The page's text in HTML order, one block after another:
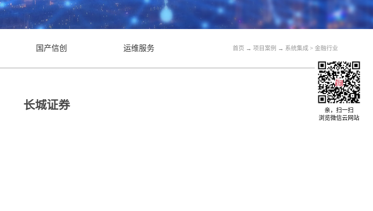
国产信创 运维服务 首页 → 项目案例 → 系统集成 > 金融行业
长城证券
亲，扫一扫
浏览微信云网站